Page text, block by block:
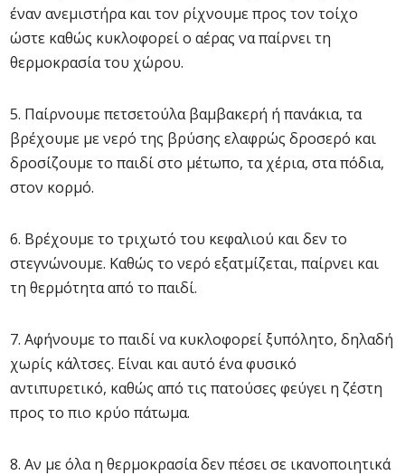
έναν ανεμιστήρα και τον ρίχνουμε προς τον τοίχο
ώστε καθώς κυκλοφορεί ο αέρας να παίρνει τη
θερμοκρασία του χώρου.
5. Παίρνουμε πετσετούλα βαμβακερή ή πανάκια, τα
βρέχουμε με νερό της βρύσης ελαφρώς δροσερό και
δροσίζουμε το παιδί στο μέτωπο, τα χέρια, στα πόδια,
στον κορμό.
6. Βρέχουμε το τριχωτό του κεφαλιού και δεν το
στεγνώνουμε. Καθώς το νερό εξατμίζεται, παίρνει και
τη θερμότητα από το παιδί.
7. Αφήνουμε το παιδί να κυκλοφορεί ξυπόλητο, δηλαδή
χωρίς κάλτσες. Είναι και αυτό ένα φυσικό
αντιπυρετικό, καθώς από τις πατούσες φεύγει η ζέστη
προς το πιο κρύο πάτωμα.
8. Αν με όλα η θερμοκρασία δεν πέσει σε ικανοποιητικά